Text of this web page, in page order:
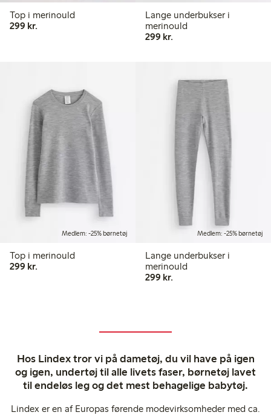
Top i merinould
299 kr.
Lange underbukser i
merinould
299 kr.299,00 kr.
Medlem: -25% børnetøj
Top i merinould
299 kr.
Medlem: -25% børnetøj
Lange underbukser i
merinould
299 kr.299,00 kr.
Hos Lindex tror vi på dametøj, du vil have på igen
og igen, undertøj til alle livets faser, børnetøj lavet
til endeløs leg og det mest behagelige babytøj.
Lindex er en af Europas førende modevirksomheder med ca.